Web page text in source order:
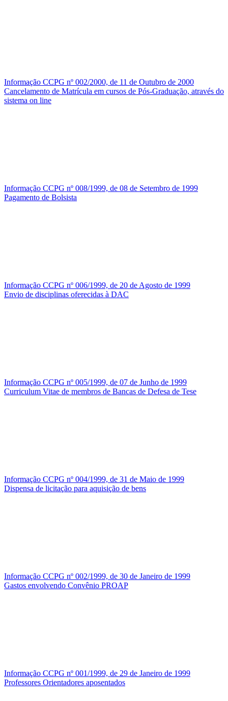
Informação CCPG nº 002/2000, de 11 de Outubro de 2000
Cancelamento de Matrícula em cursos de Pós-Graduação, através do
sistema on line
Informação CCPG nº 008/1999, de 08 de Setembro de 1999
Pagamento de Bolsista
Informação CCPG nº 006/1999, de 20 de Agosto de 1999
Envio de disciplinas oferecidas à DAC
Informação CCPG nº 005/1999, de 07 de Junho de 1999
Curriculum Vitae de membros de Bancas de Defesa de Tese
Informação CCPG nº 004/1999, de 31 de Maio de 1999
Dispensa de licitação para aquisição de bens
Informação CCPG nº 002/1999, de 30 de Janeiro de 1999
Gastos envolvendo Convênio PROAP
Informação CCPG nº 001/1999, de 29 de Janeiro de 1999
Professores Orientadores aposentados